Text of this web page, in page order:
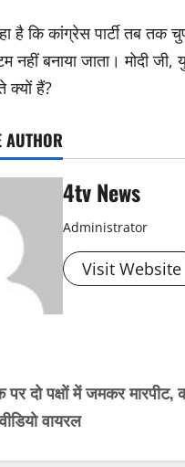
है कि कांग्रेस पार्टी तब तक
नहीं बनाया जाता। मोदी
क्यों हैं?
AUTHOR
4tv News
Administrator
Visit Website
दो पक्षों में जमकर मारपीट,
वायरल